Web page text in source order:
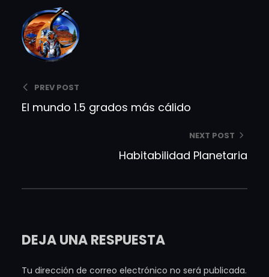
PREV POST
El mundo 1.5 grados más cálido
NEXT POST
Habitabilidad Planetaria
DEJA UNA RESPUESTA
Tu dirección de correo electrónico no será publicada.